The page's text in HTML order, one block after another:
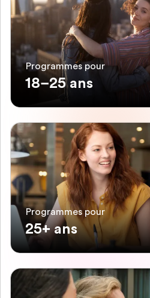
Programmes pour
18–25 ans
Programmes pour
25+ ans